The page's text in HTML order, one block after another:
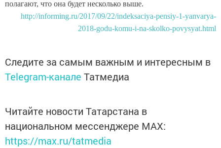
полагают, что она будет несколько выше.
http://informing.ru/2017/09/22/indeksaciya-pensiy-1-yanvarya-
2018-godu-komu-i-na-skolko-povysyat.html
Следите за самым важным и интересным в
Telegram-канале Татмедиа
Читайте новости Татарстана в
национальном мессенджере MАХ:
https://max.ru/tatmedia